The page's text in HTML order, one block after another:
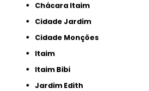
Chácara Itaim
Cidade Jardim
Cidade Monções
Itaim
Itaim Bibi
Jardim Edith